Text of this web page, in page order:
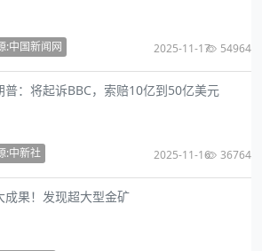
:中国新闻网 2025-11-17 54964
普：将起诉BBC，索赔10亿到50亿美元
:中新社 2025-11-16 36764
成果！发现超大型金矿